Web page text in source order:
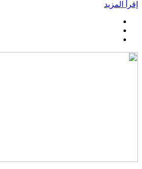
إقرأ المزيد